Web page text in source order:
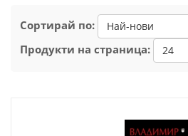
Сортирай по: Най-нови
Продукти на страница: 24